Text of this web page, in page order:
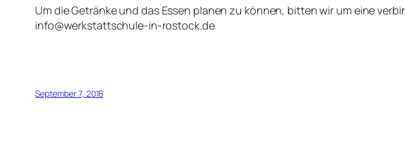
Um die Getränke und das Essen planen zu können, bitten wir um eine
info@werkstattschule-in-rostock.de
September 7, 2018